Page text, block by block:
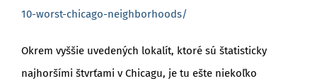
10-worst-chicago-neighborhoods/
Okrem vyššie uvedených lokalít, ktoré sú štatisticky
najhoršími štvrťami v Chicagu, je tu ešte niekoľko